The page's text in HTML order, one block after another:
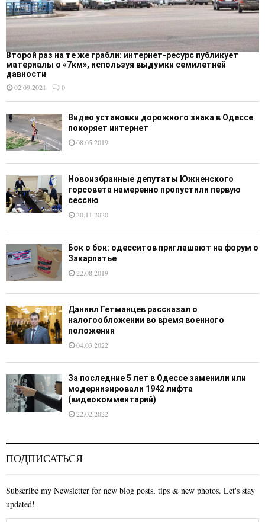
Второй раз на те же грабли: интернет-ресурс публикует
материалы о «7км», используя выдумки семилетней
давности
02.09.2021
0
Видео установки дорожного знака в Одессе
покоряет интернет
08.05.2019
Новоизбранные депутаты Южненского
горсовета намеренно пропустили первую
сессию
20.11.2020
Бок о бок: одесситов приглашают на форум о
Закарпатье
22.08.2019
Даниил Гетманцев рассказал о
налогообложении во время военного
положения
04.03.2022
За последние 5 лет в Одессе заменили или
модернизировали 1942 лифта
(видеокомментарий)
22.02.2022
ПОДПИСАТЬСЯ
Subscribe my Newsletter for new blog posts, tips & new photos. Let's stay
updated!